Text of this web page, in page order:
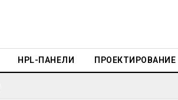
HPL-ПАНЕЛИ ПРОЕКТИРОВАНИЕ